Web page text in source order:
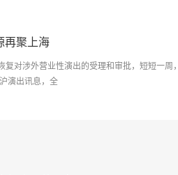
再聚上海
对涉外营业性演出的受理和审批，短短一周
演出讯息，全